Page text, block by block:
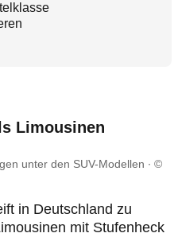
Limousinen
unter den SUV-Modellen
©
in Deutschland zu
mit Stufenheck